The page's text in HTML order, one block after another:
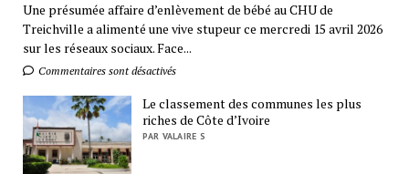
Une présumée affaire d’enlèvement de bébé au CHU de
Treichville a alimenté une vive stupeur ce mercredi 15 avril 2026
sur les réseaux sociaux. Face...
Commentaires sont désactivés
Le classement des communes les plus
riches de Côte d’Ivoire
PAR VALAIRE S